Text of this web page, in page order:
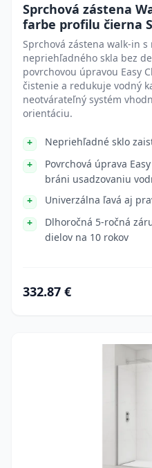
Sprchová zástena
farbe profilu čierna
Sprchová zástena walk-in
nepriehľadného skla bez
povrchovou úpravou Easy
čistenie a redukuje vodný
neotvárateľný systém
orientáciu.
Nepriehľadné sklo
Povrchová úprava
bráni usadzovaniu
Univerzálna ľavá aj
Dlhoročná 5-ročná
dielov na 10 rokov
332.87 €